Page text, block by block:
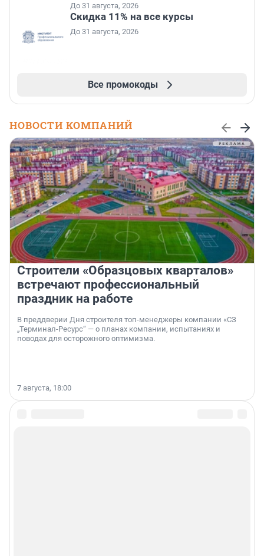
До 31 августа, 2026
Скидка 11% на все курсы
До 31 августа, 2026
Все промокоды
НОВОСТИ КОМПАНИЙ
Строители «Образцовых кварталов»
встречают профессиональный
праздник на работе
В преддверии Дня строителя топ-менеджеры компании «СЗ
„Терминал-Ресурс“ — о планах компании, испытаниях и
поводах для осторожного оптимизма.
7 августа, 18:00